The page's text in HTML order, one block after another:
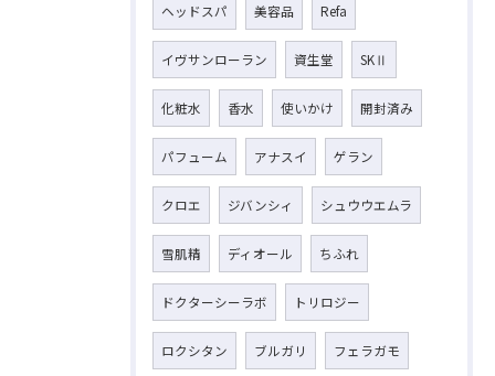
ヘッドスパ 美容品 Refa
イヴサンローラン 資生堂 SKⅡ
化粧水 香水 使いかけ 開封済み
パフューム アナスイ ゲラン
クロエ ジバンシィ シュウウエムラ
雪肌精 ディオール ちふれ
ドクターシーラボ トリロジー
ロクシタン ブルガリ フェラガモ